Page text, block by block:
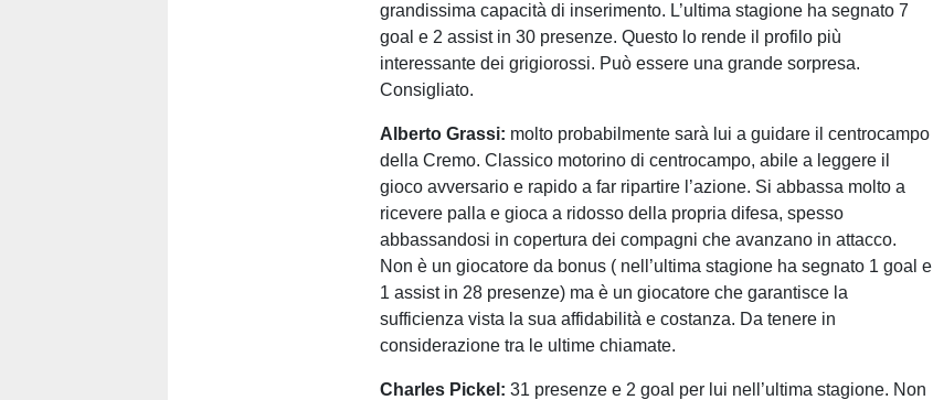
grandissima capacità di inserimento. L’ultima stagione ha segnato 7
goal e 2 assist in 30 presenze. Questo lo rende il profilo più
interessante dei grigiorossi. Può essere una grande sorpresa.
Consigliato.
Alberto Grassi: molto probabilmente sarà lui a guidare il centrocampo
della Cremo. Classico motorino di centrocampo, abile a leggere il
gioco avversario e rapido a far ripartire l’azione. Si abbassa molto a
ricevere palla e gioca a ridosso della propria difesa, spesso
abbassandosi in copertura dei compagni che avanzano in attacco.
Non è un giocatore da bonus ( nell’ultima stagione ha segnato 1 goal e
1 assist in 28 presenze) ma è un giocatore che garantisce la
sufficienza vista la sua affidabilità e costanza. Da tenere in
considerazione tra le ultime chiamate.
Charles Pickel: 31 presenze e 2 goal per lui nell’ultima stagione. Non